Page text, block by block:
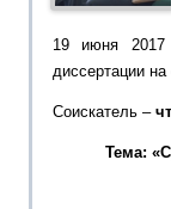
19 июня 2017
диссертации на
Соискатель –
Тема: